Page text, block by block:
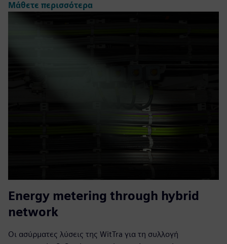
Μάθετε περισσότερα
Energy metering through hybrid
network
Οι ασύρματες λύσεις της WitTra για τη συλλογή